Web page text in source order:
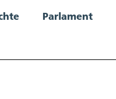
Parlament